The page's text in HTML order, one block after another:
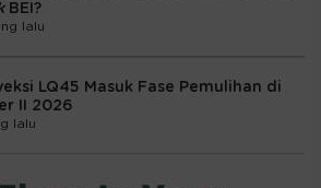
BEI?
lalu
LQ45 Masuk Fase Pemulihan di
II 2026
lalu